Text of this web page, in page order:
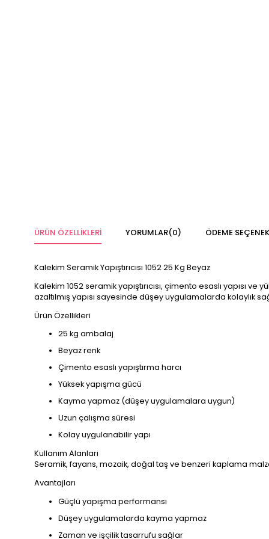
ÜRÜN ÖZELLIKLERI YORUMLAR(0) ÖDEME
Kalekim Seramik Yapıştırıcısı 1052 25 Kg Beyaz
Kalekim 1052 seramik yapıştırıcısı, çimento esaslı yapısı
azaltılmış yapısı sayesinde düşey uygulamalarda kolaylık
Ürün Özellikleri
25 kg ambalaj
Beyaz renk
Çimento esaslı yapıştırma harcı
Yüksek yapışma gücü
Kayma yapmaz (düşey uygulamalara uygun)
Uzun çalışma süresi
Kolay uygulanabilir yapı
Kullanım Alanları
Seramik, fayans, mozaik, doğal taş ve benzeri kaplama
Avantajları
Güçlü yapışma performansı
Düşey uygulamalarda kayma yapmaz
Zaman ve işçilik tasarrufu sağlar